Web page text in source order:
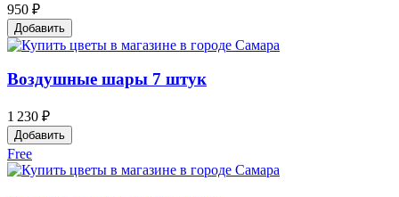
950 ₽
Добавить
Воздушные шары 7 штук
1 230 ₽
Добавить
Free